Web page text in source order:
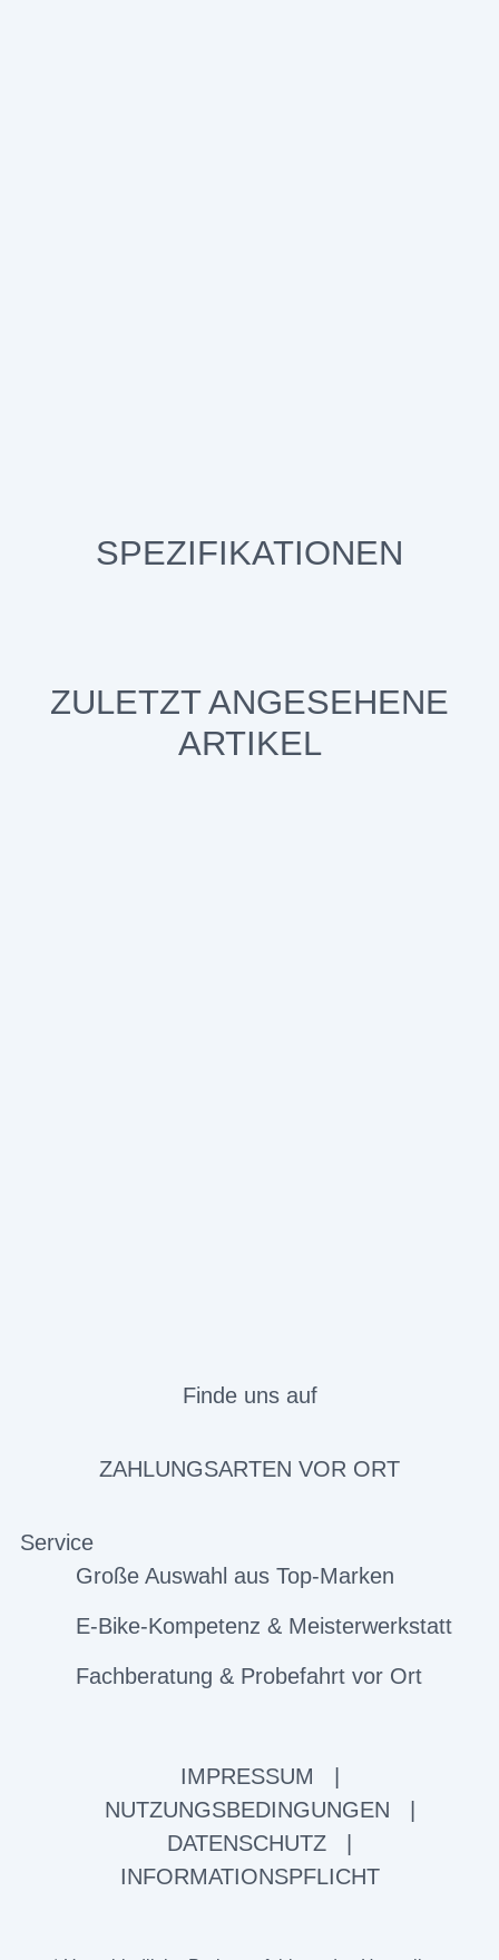
SPEZIFIKATIONEN
ZULETZT ANGESEHENE
ARTIKEL
Finde uns auf
ZAHLUNGSARTEN VOR ORT
Service
Große Auswahl aus Top-Marken
E-Bike-Kompetenz & Meisterwerkstatt
Fachberatung & Probefahrt vor Ort
IMPRESSUM
NUTZUNGSBEDINGUNGEN
DATENSCHUTZ
INFORMATIONSPFLICHT